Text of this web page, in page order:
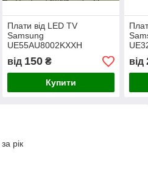
Плати від LED TV
Samsung
UE55AU8002KXXH
поблочно (розбита
матриця)
від 150₴
Купити
від
рік